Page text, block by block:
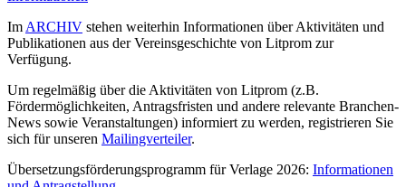
Im ARCHIV stehen weiterhin Informationen über Aktivitäten und
Publikationen aus der Vereinsgeschichte von Litprom zur
Verfügung.
Um regelmäßig über die Aktivitäten von Litprom (z.B.
Fördermöglichkeiten, Antragsfristen und andere relevante Branchen-
News sowie Veranstaltungen) informiert zu werden, registrieren Sie
sich für unseren Mailingverteiler.
Übersetzungsförderungsprogramm für Verlage 2026: Informationen